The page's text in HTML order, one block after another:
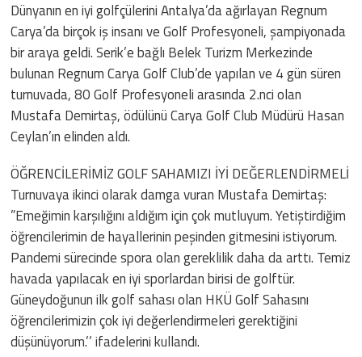
Dünyanın en iyi golfçülerini Antalya’da ağırlayan Regnum
Carya’da birçok iş insanı ve Golf Profesyoneli, şampiyonada
bir araya geldi. Serik’e bağlı Belek Turizm Merkezinde
bulunan Regnum Carya Golf Club’de yapılan ve 4 gün süren
turnuvada, 80 Golf Profesyoneli arasında 2.nci olan
Mustafa Demirtaş, ödülünü Carya Golf Club Müdürü Hasan
Ceylan’ın elinden aldı.
ÖĞRENCİLERİMİZ GOLF SAHAMIZI İYİ DEĞERLENDİRMELİ
Turnuvaya ikinci olarak damga vuran Mustafa Demirtaş:
”Emeğimin karşılığını aldığım için çok mutluyum. Yetiştirdiğim
öğrencilerimin de hayallerinin peşinden gitmesini istiyorum.
Pandemi sürecinde spora olan gereklilik daha da arttı. Temiz
havada yapılacak en iyi sporlardan birisi de golftür.
Güneydoğunun ilk golf sahası olan HKÜ Golf Sahasını
öğrencilerimizin çok iyi değerlendirmeleri gerektiğini
düşünüyorum.’’ ifadelerini kullandı.